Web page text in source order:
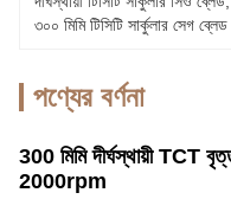
৩০০ মিমি টিসিটি সার্কুলার সেগ ব্লেড
পণ্যের বর্ণনা
300 মিমি দীর্ঘস্থায়ী TCT
2000rpm